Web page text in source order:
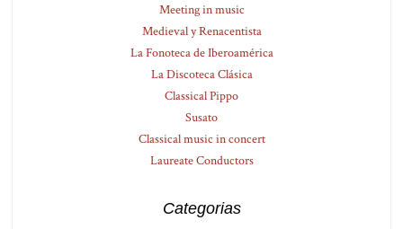
Meeting in music
Medieval y Renacentista
La Fonoteca de Iberoamérica
La Discoteca Clásica
Classical Pippo
Susato
Classical music in concert
Laureate Conductors
Categorias